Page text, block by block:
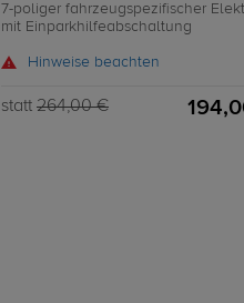
7-poliger fahrzeugspezifischer
mit Einparkhilfeabschaltung
Hinweise beachten
statt 264,00 €